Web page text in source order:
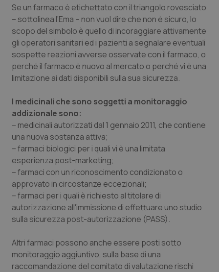
Friuli Venezia Giulia
Lazio
Liguria
Lombardia
Marche
Molise
Piemonte
Provincia Autonoma di Bolzano
Provincia Autonoma di Trento
Sardegna
Dermatite Atopica
Diabete & glucometri
Disturbi dell’umore
Dolore
Donna & Salute
Epatiti
HIV
Infezioni & Febbre
Ipertensione & Scompenso
Malattia di Crohn & Rettocolite Ulcerosa
Se un farmaco è etichettato con il triangolo rovesciato
– sottolinea l’Ema – non vuol dire che non è sicuro, lo
scopo del simbolo è quello di incoraggiare attivamente
gli operatori sanitari ed i pazienti a segnalare eventuali
sospette reazioni avverse osservate con il farmaco, o
perché il farmaco è nuovo al mercato o perché vi è una
limitazione ai dati disponibili sulla sua sicurezza.
I medicinali che sono soggetti a monitoraggio
addizionale sono:
– medicinali autorizzati dal 1 gennaio 2011, che contiene
una nuova sostanza attiva;
– farmaci biologici per i quali vi è una limitata
esperienza post-marketing;
– farmaci con un riconoscimento condizionato o
approvato in circostanze eccezionali;
– farmaci per i quali è richiesto al titolare di
autorizzazione all'immissione di effettuare uno studio
sulla sicurezza post-autorizzazione (PASS).
Altri farmaci possono anche essere posti sotto
monitoraggio aggiuntivo, sulla base di una
raccomandazione del comitato di valutazione rischi